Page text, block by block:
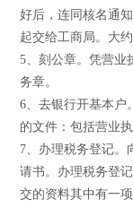
好后，连同核名通
起交给工商局。大
5、刻公章。凭营业
务章。
6、去银行开基本户
的文件：包括营业
7、办理税务登记。
请书。办理税务登
交的资料其中有一